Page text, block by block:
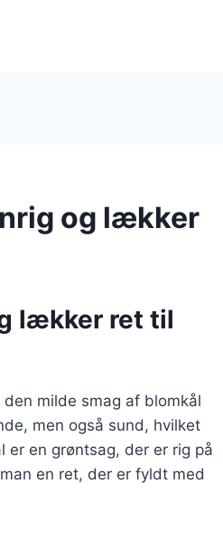
og lækker
lækker ret til
milde smag af blomkål
men også sund, hvilket
en grøntsag, der er rig på
en ret, der er fyldt med